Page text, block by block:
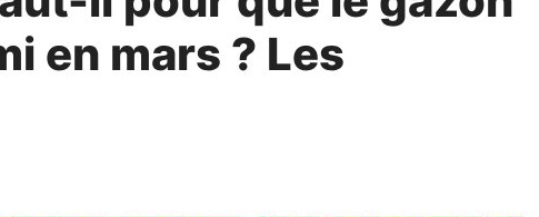
en mars ? Les